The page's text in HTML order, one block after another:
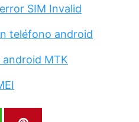
SIM Invalid
teléfono android
android MTK